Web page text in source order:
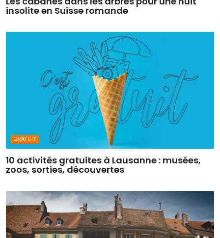
insolite en Suisse romande
GRATUIT
10 activités gratuites à Lausanne : musées,
zoos, sorties, découvertes